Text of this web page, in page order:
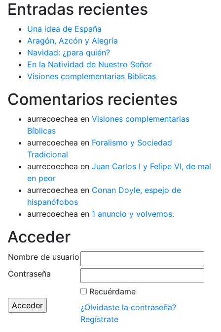
Entradas recientes
Una idea de España
Aragón, Azcón y Alegría
Navidad: ¿para quién?
En la Natividad de Nuestro Señor
Visiones complementarias Bíblicas
Comentarios recientes
aurrecoechea en Visiones complementarias
Bíblicas
aurrecoechea en Foralismo y Sociedad
Tradicional
aurrecoechea en Juan Carlos I y Felipe VI, de mal
en peor
aurrecoechea en Conan Doyle, espejo de
hispanófobos
aurrecoechea en 1 anuncio y volvemos.
Acceder
Nombre de usuario
Contraseña
Recuérdame
¿Olvidaste la contraseña?
Regístrate